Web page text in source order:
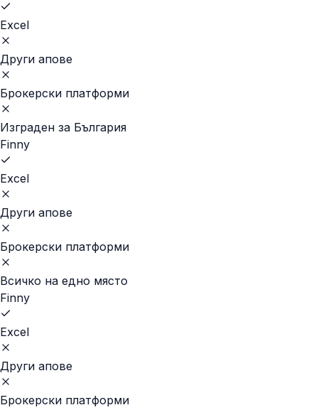
Excel
Други апове
Брокерски платформи
Изграден за България
Finny
Excel
Други апове
Брокерски платформи
Всичко на едно място
Finny
Excel
Други апове
Брокерски платформи